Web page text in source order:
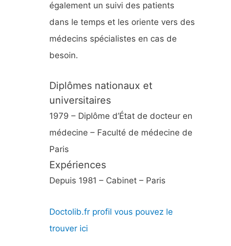
également un suivi des patients
dans le temps et les oriente vers des
médecins spécialistes en cas de
besoin.
Diplômes nationaux et
universitaires
1979 – Diplôme d’État de docteur en
médecine – Faculté de médecine de
Paris
Expériences
Depuis 1981 – Cabinet – Paris
Doctolib.fr profil vous pouvez le
trouver ici